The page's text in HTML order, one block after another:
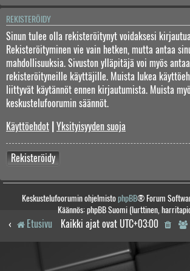
REKISTERÖIDY
Sinun tulee olla rekisteröitynyt voidaksesi
Rekisteröityminen vie vain hetken, mutta antaa
mahdollisuuksia. Sivuston ylläpitäjä voi myös
rekisteröityneille käyttäjille. Muista lukea
liittyvät käytännöt ennen kirjautumista. Muista
keskustelufoorumin säännöt.
Käyttöehdot Yksityisyyden suoja
Rekisteröidy
Keskustelufoorumin ohjelmistophpBB® Forum
Käännös: phpBB Suomi (lurttinen,
Etusivu Kaikki ajat ovat UTC+03:00